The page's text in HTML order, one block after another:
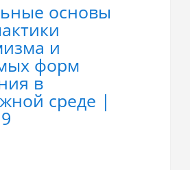
основы
и
форм
в
среде |